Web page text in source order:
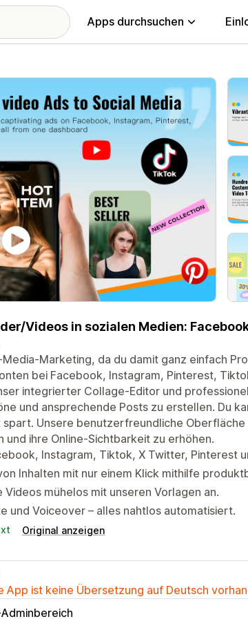
Apps durchsuchen
Videos in sozialen Medien:
Marketing, da du damit ganz einfach
bei Facebook, Instagram, Pinterest,
integrierter Collage-Editor und
und ansprechende Posts zu erstellen. Du
spart. Unsere benutzerfreundliche
und ihre Online-Sichtbarkeit zu erhöhen.
Instagram, Tiktok, X Twitter, Pinterest
Inhalten mit nur einem Klick mithilfe
mühelos mit unseren Vorlagen an.
und Voiceover – alles nahtlos automatisiert.
Original anzeigen
App ist keine Übersetzung auf Deutsch